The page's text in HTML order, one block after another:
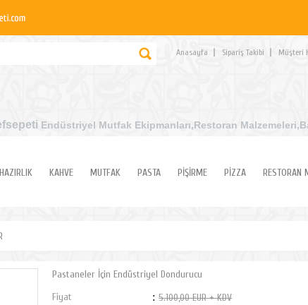
Anasayfa Sipariş Takibi Müşteri
Endüstriyel Mutfak Ekipmanları,Restoran
HAZIRLIK KAHVE MUTFAK PASTA PİŞİRME PİZZA RESTORAN
Pastaneler İçin Endüstriyel Dondurucu
Fiyat
: 5.100,00 EUR + KDV